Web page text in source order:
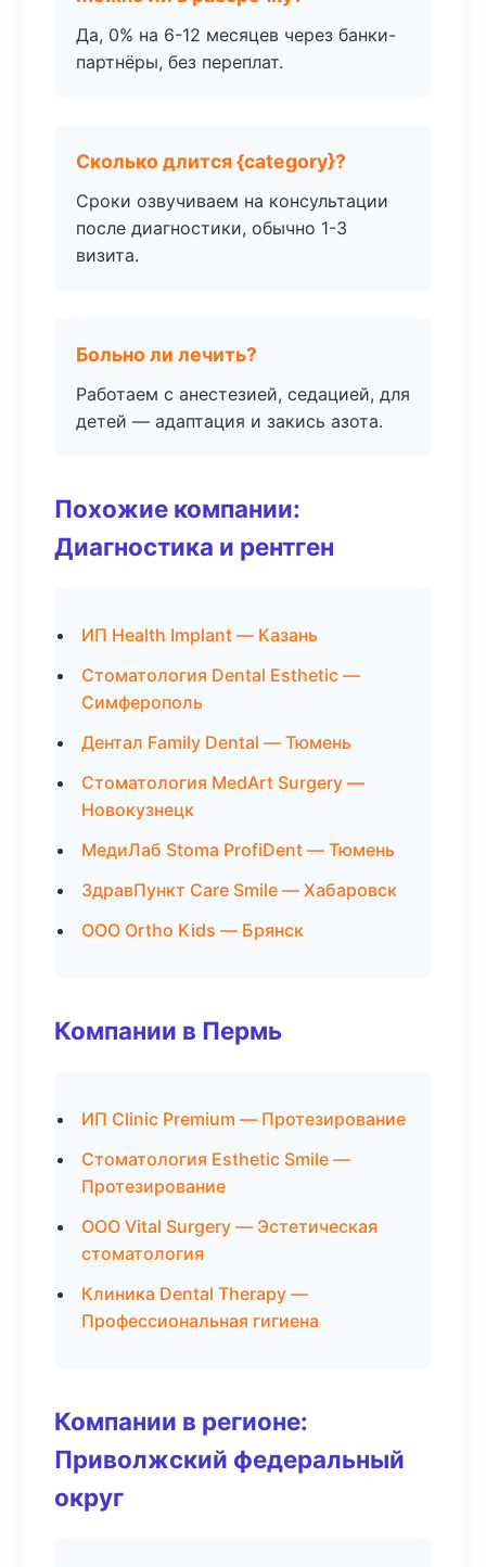
Да, 0% на 6-12 месяцев через банки-
партнёры, без переплат.
Сколько длится {category}?
Сроки озвучиваем на консультации
после диагностики, обычно 1-3
визита.
Больно ли лечить?
Работаем с анестезией, седацией, для
детей — адаптация и закись азота.
Похожие компании:
Диагностика и рентген
ИП Health Implant — Казань
Стоматология Dental Esthetic —
Симферополь
Дентал Family Dental — Тюмень
Стоматология MedArt Surgery —
Новокузнецк
МедиЛаб Stoma ProfiDent — Тюмень
ЗдравПункт Care Smile — Хабаровск
ООО Ortho Kids — Брянск
Компании в Пермь
ИП Clinic Premium — Протезирование
Стоматология Esthetic Smile —
Протезирование
ООО Vital Surgery — Эстетическая
стоматология
Клиника Dental Therapy —
Профессиональная гигиена
Компании в регионе:
Приволжский федеральный
округ